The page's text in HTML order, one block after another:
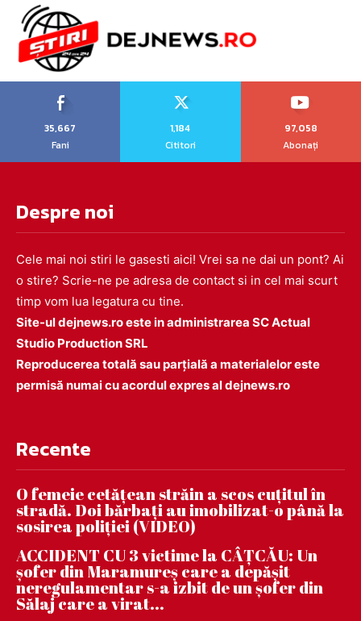
35,667
Fani
1,184
Cititori
97,058
Abonați
Despre noi
Cele mai noi stiri le gasesti aici! Vrei sa ne dai un pont? Ai
o stire? Scrie-ne pe adresa de contact si in cel mai scurt
timp vom lua legatura cu tine.
Site-ul dejnews.ro este in administrarea SC Actual
Studio Production SRL
Reproducerea totală sau parțială a materialelor este
permisă numai cu acordul expres al dejnews.ro
Recente
O femeie cetățean străin a scos cuțitul în
stradă. Doi bărbați au imobilizat-o până la
sosirea poliției (VIDEO)
ACCIDENT CU 3 victime la CÂȚCĂU: Un
șofer din Maramureș care a depășit
neregulamentar s-a izbit de un șofer din
Sălaj care a virat...